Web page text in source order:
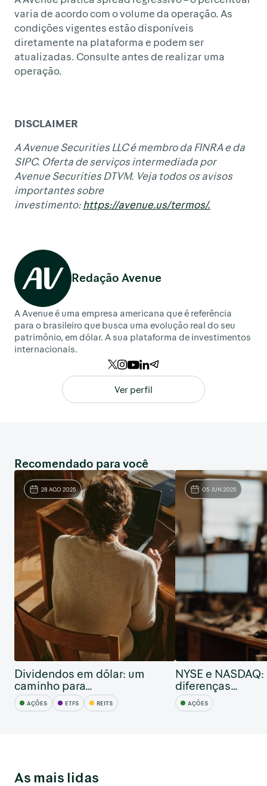
varia de acordo com o volume da operação. As
condições vigentes estão disponíveis
diretamente na plataforma e podem ser
atualizadas. Consulte antes de realizar uma
operação.
DISCLAIMER
A Avenue Securities LLC é membro da FINRA e da
SIPC. Oferta de serviços intermediada por
Avenue Securities DTVM. Veja todos os avisos
importantes sobre
investimento: https://avenue.us/termos/.
Redação Avenue
A Avenue é uma empresa americana que é referência
para o brasileiro que busca uma evolução real do seu
patrimônio, em dólar. A sua plataforma de investimentos
internacionais.
Ver perfil
Recomendado para você
28 AGO 2025
Dividendos em dólar: um
caminho para…
AÇÕES ETFS REITS
05 JUN 2025
NYSE e
diferenças…
AÇÕES
As mais lidas